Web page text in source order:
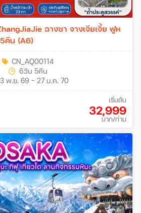
ฉางซา จางเจียเจี้ย ฟูห
คืน (A6)
CN_AQ00114
6วัน 5คืน
พ.ย. 69 - 27 ม.ค. 70
เริ่มต้น
32,999
บาท/ท่าน